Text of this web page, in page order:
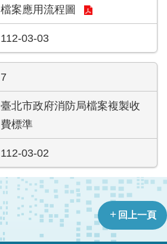
檔案應用流程圖
112-03-03
7
臺北市政府消防局檔案複製收
費標準
112-03-02
回上一頁